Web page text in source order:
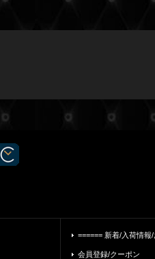
====== 新着/入荷情報
会員登録/クーポン